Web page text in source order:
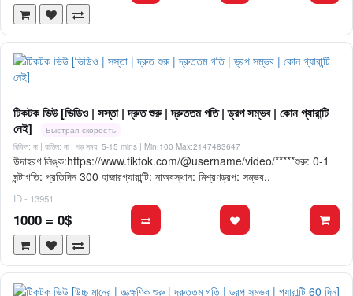
টিকটক ভিউ [ভিডিও | সস্তা | দ্রুত শুরু | দ্রুততম গতি | ড্রপ সম্ভব | কোন গ্যারান্টি
নেই]
Быстрая скорость
রিফিল: না | বাতিল: না | গড় সময়: 5-15 mins | Min:100 Max:2147483647
উদাহরণ লিঙ্ক:https://www.tiktok.com/@username/video/*****শুরু: 0-1
ঘন্টাগতি: প্রতিদিন 300 হাজারগ্যারান্টি: নাঅবস্থান: মিশ্রণড্রপ: সম্ভব..
ID - 13951
1000 = 0$